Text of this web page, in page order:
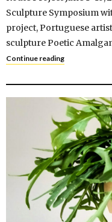
Sculpture Symposium
project, Portuguese
sculpture Poetic
Continue reading